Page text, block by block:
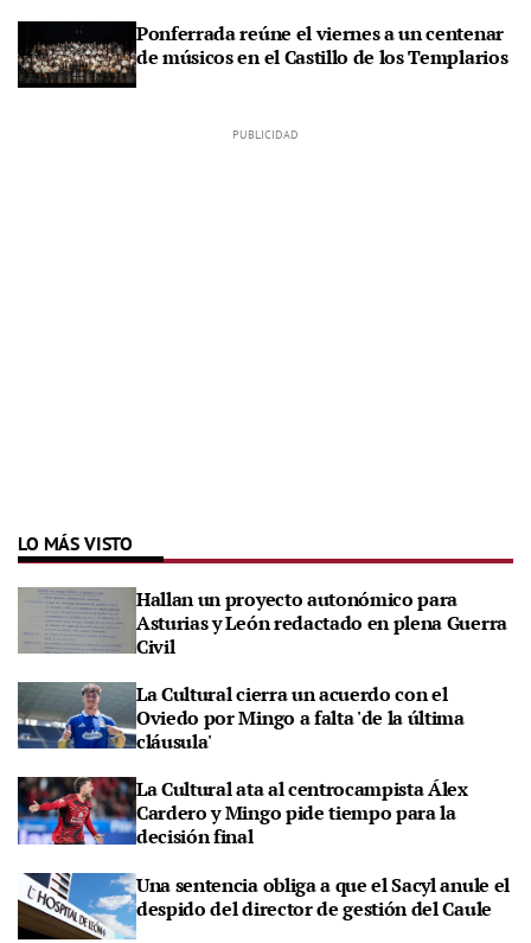
Ponferrada reúne el viernes a un centenar
de músicos en el Castillo de los Templarios
LO MÁS VISTO
Hallan un proyecto autonómico para
Asturias y León redactado en plena Guerra
Civil
La Cultural cierra un acuerdo con el
Oviedo por Mingo a falta 'de la última
cláusula'
La Cultural ata al centrocampista Álex
Cardero y Mingo pide tiempo para la
decisión final
Una sentencia obliga a que el Sacyl anule el
despido del director de gestión del Caule